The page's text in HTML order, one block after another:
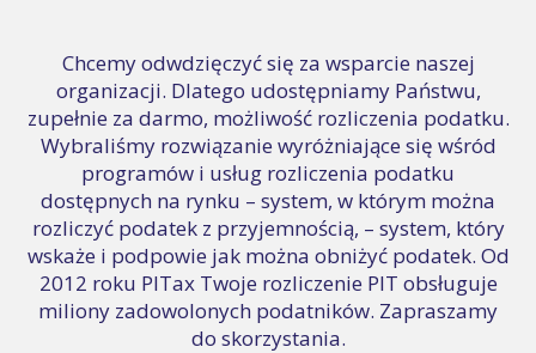
Chcemy odwdzięczyć się za wsparcie naszej
organizacji. Dlatego udostępniamy Państwu,
zupełnie za darmo, możliwość rozliczenia podatku.
Wybraliśmy rozwiązanie wyróżniające się wśród
programów i usług rozliczenia podatku
dostępnych na rynku – system, w którym można
rozliczyć podatek z przyjemnością, – system, który
wskaże i podpowie jak można obniżyć podatek. Od
2012 roku PITax Twoje rozliczenie PIT obsługuje
miliony zadowolonych podatników. Zapraszamy
do skorzystania.